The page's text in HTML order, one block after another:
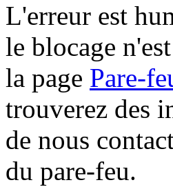
L'erreur est
le blocage
la page Pare-
trouverez des
de nous
du pare-feu.